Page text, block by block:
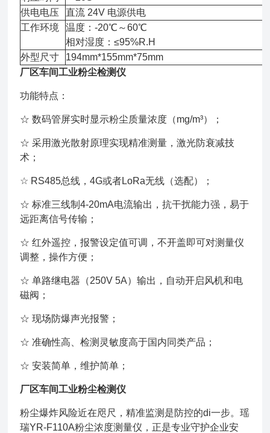
供电电压
直流 24V 电源供电
工作环境
温度：-20℃～60℃
相对湿度：≤95%R.H
外型尺寸
194mm*155mm*75mm
厂区车间工业粉尘检测仪
功能特点：
☆ 数码管屏实时显示粉尘质量浓度（mg/m³）；
☆ 采用激光散射原理实现精准测量，激光防衰减技
术；
☆ RS485总线，4G或者LoRa无线（选配）；
☆ 标准三线制4-20mA电流输出，抗干扰能力强，易于
远距离信号传输；
☆ 红外遥控，报警设定值可调，不开盖即可对测量仪
调整，操作方便；
☆ 单路继电器（250V 5A）输出，自动开启风机和电
磁阀；
☆ 现场防爆声光报警；
☆ 准确性高、检测灵敏度高于国内同类产品；
☆ 安装简单，维护简单；
厂区车间工业粉尘检测仪
粉尘爆炸风险近在咫尺，精准监测是防控的di一步。瑶
瑞YR-F110A粉尘浓度测量仪，正是专业守护企业安